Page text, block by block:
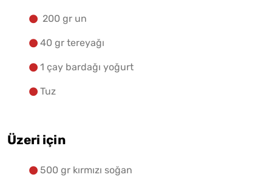
200 gr un
40 gr tereyağı
1 çay bardağı yoğurt
Tuz
Üzeri için
500 gr kırmızı soğan